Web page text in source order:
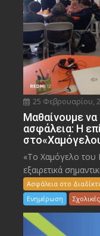
25 Φεβρουαρίου,
Μαθαίνουμε
ασφάλεια: Η
«Το Χαμόγελο του
εξαιρετικά
Ασφάλεια στο
Ενημέρωση